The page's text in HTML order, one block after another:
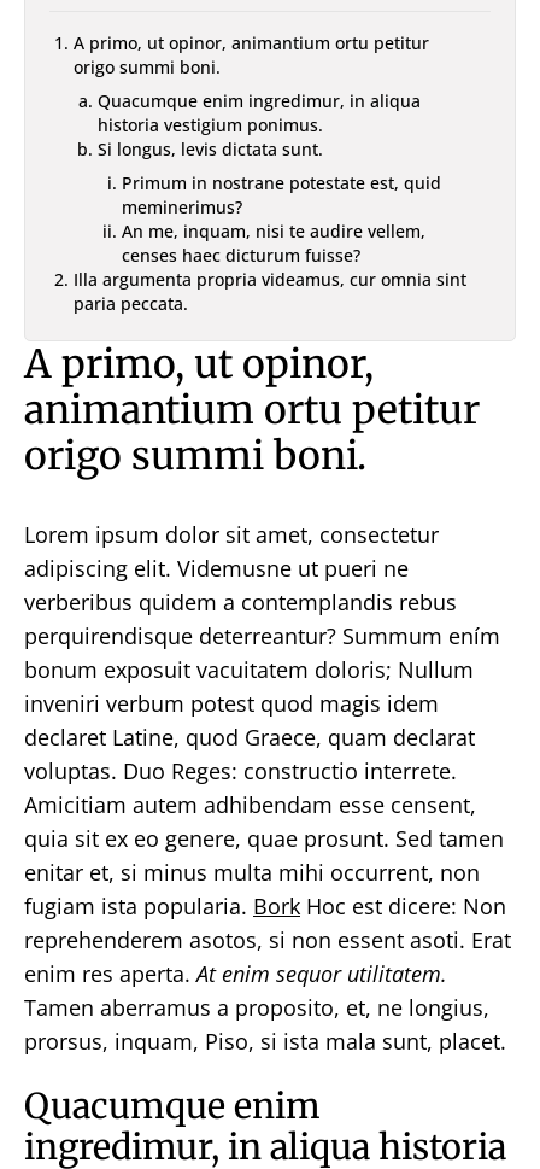
A primo, ut opinor, animantium ortu petitur
origo summi boni.
Quacumque enim ingredimur, in aliqua
historia vestigium ponimus.
Si longus, levis dictata sunt.
Primum in nostrane potestate est, quid
meminerimus?
An me, inquam, nisi te audire vellem,
censes haec dicturum fuisse?
Illa argumenta propria videamus, cur omnia sint
paria peccata.
A primo, ut opinor,
animantium ortu petitur
origo summi boni.
Lorem ipsum dolor sit amet, consectetur
adipiscing elit. Videmusne ut pueri ne
verberibus quidem a contemplandis rebus
perquirendisque deterreantur? Summum ením
bonum exposuit vacuitatem doloris; Nullum
inveniri verbum potest quod magis idem
declaret Latine, quod Graece, quam declarat
voluptas. Duo Reges: constructio interrete.
Amicitiam autem adhibendam esse censent,
quia sit ex eo genere, quae prosunt. Sed tamen
enitar et, si minus multa mihi occurrent, non
fugiam ista popularia. Bork Hoc est dicere: Non
reprehenderem asotos, si non essent asoti. Erat
enim res aperta.At enim sequor utilitatem.
Tamen aberramus a proposito, et, ne longius,
prorsus, inquam, Piso, si ista mala sunt, placet.
Quacumque enim
ingredimur, in aliqua historia